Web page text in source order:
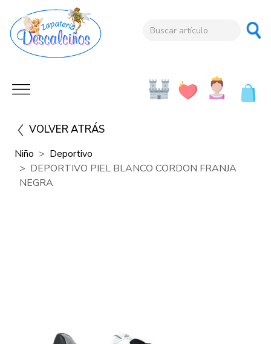
VOLVER ATRÁS
Niño
Deportivo
DEPORTIVO PIEL BLANCO CORDON FRANJA
NEGRA